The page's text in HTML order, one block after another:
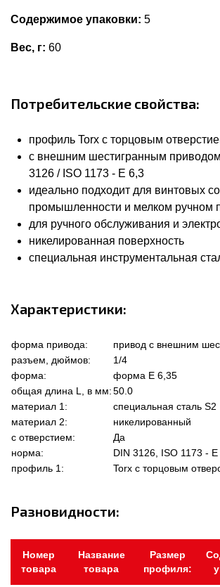
Содержимое упаковки: 5
Вес, г: 60
Потребительские свойства:
профиль Torx с торцовым
с внешним шестигранным приводом
3126 / ISO 1173 - E 6,3
идеально подходит для винтовых
промышленности и мелком ручном
для ручного обслуживания и
никелированная поверхность
специальная инструментальная
Характеристики:
форма привода:
привод с внешним
разъем, дюймов:
1/4
форма:
форма Е 6,35
общая длина L, в мм:50.0
материал 1:
специальная сталь S2
материал 2:
никелированный
с отверстием:
Да
норма:
DIN 3126, ISO 1173 - E
профиль 1:
Torx с торцовым
Разновидности:
Номер
товара
Название
товара
Размер
профиля: